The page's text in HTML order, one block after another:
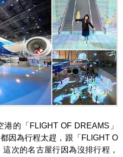
的「FLIGHT OF DREAMS」
因為行程太趕，跟「FLIGHT O
次的名古屋行因為沒排行程，